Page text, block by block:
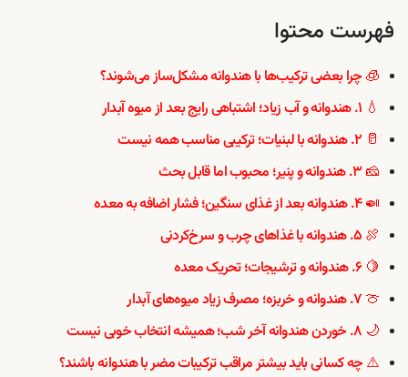
فهرست محتوا
🧊 چرا بعضی ترکیب‌ها با هندوانه مشکل‌ساز می‌شوند؟
💧 ۱. هندوانه و آب زیاد؛ اشتباهی رایج بعد از میوه آبدار
🥛 ۲. هندوانه با لبنیات؛ ترکیبی مناسب همه نیست
🧀 ۳. هندوانه و پنیر؛ محبوب اما قابل بحث
🍛 ۴. هندوانه بعد از غذای سنگین؛ فشار اضافه به معده
🍖 ۵. هندوانه با غذاهای چرب و سرخ‌کردنی
🍋 ۶. هندوانه و ترشیجات؛ تحریک معده
🍈 ۷. هندوانه و خربزه؛ مصرف زیاد میوه‌های آبدار
🌙 ۸. خوردن هندوانه آخر شب؛ همیشه انتخاب خوبی نیست
⚠️ چه کسانی باید بیشتر مراقب ترکیبات مضر با هندوانه باشند؟